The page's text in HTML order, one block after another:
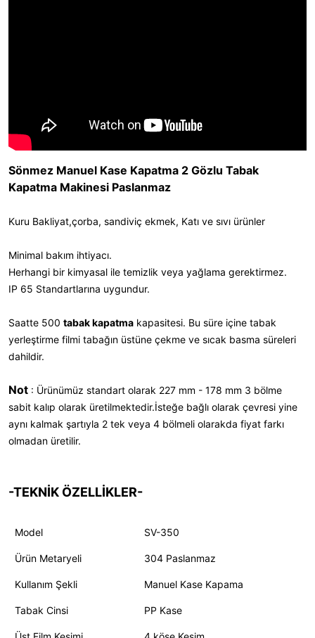
Sönmez Manuel Kase Kapatma 2 Gözlu Tabak
Kapatma Makinesi Paslanmaz
Kuru Bakliyat,çorba, sandiviç ekmek, Katı ve sıvı ürünler
Minimal bakım ihtiyacı.
Herhangi bir kimyasal ile temizlik veya yağlama gerektirmez.
IP 65 Standartlarına uygundur.
Saatte 500 tabak kapatma kapasitesi. Bu süre içine tabak
yerleştirme filmi tabağın üstüne çekme ve sıcak basma süreleri
dahildir.
Not : Ürünümüz standart olarak 227 mm - 178 mm 3 bölme
sabit kalıp olarak üretilmektedir.İsteğe bağlı olarak çevresi yine
aynı kalmak şartıyla 2 tek veya 4 bölmeli olarakda fiyat farkı
olmadan üretilir.
-TEKNİK ÖZELLİKLER-
Model SV-350
Ürün Metaryeli 304 Paslanmaz
Kullanım Şekli Manuel Kase Kapama
Tabak Cinsi PP Kase